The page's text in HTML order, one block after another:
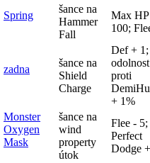
Spring
šance na
Hammer
Fall
Max
100;
zadna
šance na
Shield
Charge
Def + 1;
odolnost
proti
+ 1%
Monster
Oxygen
Mask
šance na
wind
property
útok
Flee - 5;
Perfect
Dodge